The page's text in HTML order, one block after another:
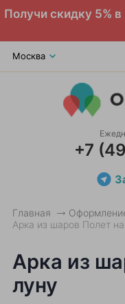
Получи скидку 5%
Москва
+7
Главная
Арка из шаров Полет
Арка из
луну